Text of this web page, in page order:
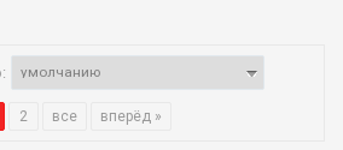
2 все вперёд »